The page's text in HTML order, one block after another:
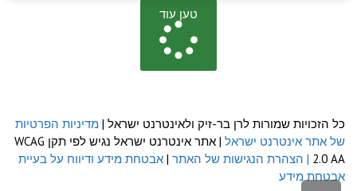
טען עוד
כל הזכויות שמורות לרן בר-זיק ולאינטרנט ישראל | מדיניות הפרטיות
של אתר אינטרנט ישראל
| אתר אינטרנט ישראל נגיש לפי תקן WCAG
2.0 AA | הצהרת הנגישות של האתר | אבטחת מידע ודיווח על בעיית
אבטחת מידע